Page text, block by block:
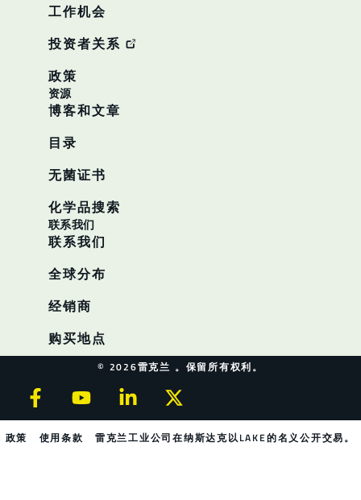
工作机会
投资者关系
政策
资源
博客和文章
目录
无菌证书
化学品搜索
联系我们
联系我们
全球分布
经销商
购买地点
© 2026雷克兰 。保留所有权利。
政策 使用条款 雷克兰工业公司在纳斯达克以LAKE的名义公开交易。